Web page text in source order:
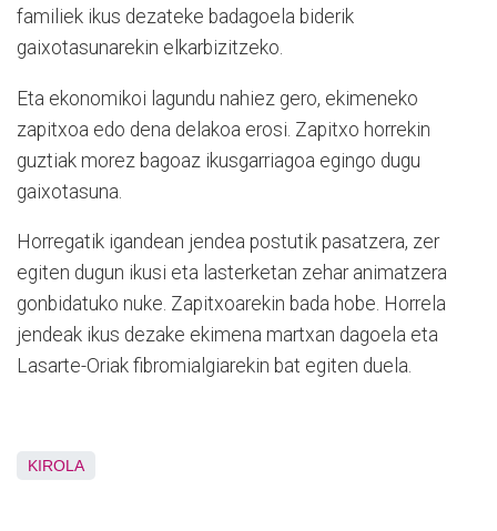
familiek ikus dezateke badagoela biderik
gaixotasunarekin elkarbizitzeko.
Eta ekonomikoi lagundu nahiez gero, ekimeneko
zapitxoa edo dena delakoa erosi. Zapitxo horrekin
guztiak morez bagoaz ikusgarriagoa egingo dugu
gaixotasuna.
Horregatik igandean jendea postutik pasatzera, zer
egiten dugun ikusi eta lasterketan zehar animatzera
gonbidatuko nuke. Zapitxoarekin bada hobe. Horrela
jendeak ikus dezake ekimena martxan dagoela eta
Lasarte-Oriak fibromialgiarekin bat egiten duela.
KIROLA